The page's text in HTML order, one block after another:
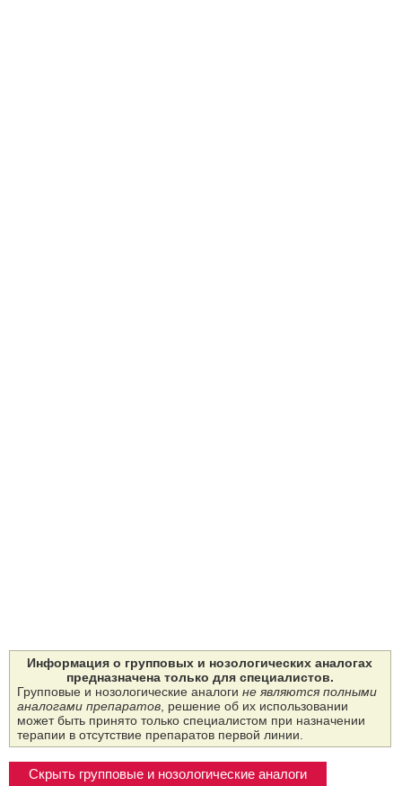
Информация о групповых и нозологических аналогах
предназначена только для специалистов.
Групповые и нозологические аналоги не являются полными
аналогами препаратов, решение об их использовании
может быть принято только специалистом при назначении
терапии в отсутствие препаратов первой линии.
Скрыть групповые и нозологические аналоги